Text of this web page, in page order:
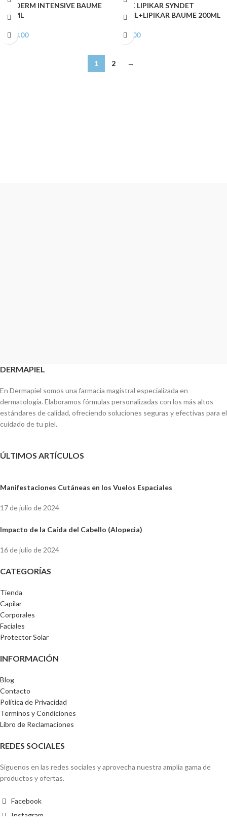
ATODERM INTENSIVE BAUME
200 ML
103.00
PACK LIPIKAR SYNDET
200ML+LIPIKAR BAUME 200ML
99.00
1 2 →
DERMAPIEL
En Dermapiel somos una farmacia magistral especializada en
dermatología. Elaboramos fórmulas personalizadas con los más altos
estándares de calidad, ofreciendo soluciones seguras y efectivas para el
cuidado de tu piel.
ÚLTIMOS ARTÍCULOS
Manifestaciones Cutáneas en los Vuelos Espaciales
17 de julio de 2024
Impacto de la Caída del Cabello (Alopecia)
16 de julio de 2024
CATEGORÍAS
Tienda
Capilar
Corporales
Faciales
Protector Solar
INFORMACIÓN
Blog
Contacto
Política de Privacidad
Terminos y Condiciones
Libro de Reclamaciones
REDES SOCIALES
Síguenos en las redes sociales y aprovecha nuestra amplia gama de
productos y ofertas.
Facebook
Instagram